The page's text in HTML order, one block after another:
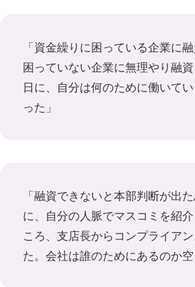
「資金繰りに困っている企業に
困っていない企業に無理やり融
日に、自分は何のために働いて
った」
「融資できないと本部判断が出
に、自分の人脈でマスコミを紹
ころ、支店長からコンプライア
た。会社は誰のためにあるのか空